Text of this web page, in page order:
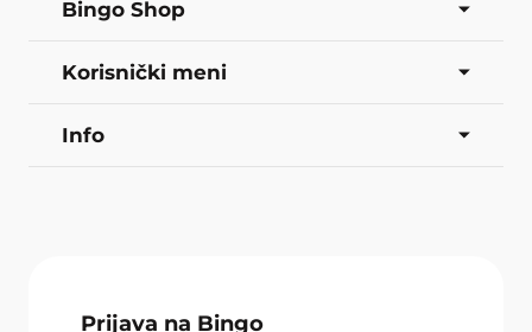
Bingo Shop
Korisnički meni
Info
Prijava na Bingo